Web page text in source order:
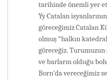
tarihinde önemli yer
Yy Catalan
göreceğimiz Catalan
olmuş “halkın
göreceğiz.
ve barların olduğu
Born’da vereceğimiz